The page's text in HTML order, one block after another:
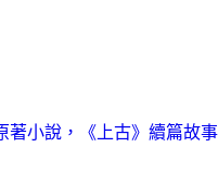
著小說，《上古》續篇故